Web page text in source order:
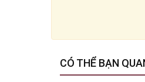
CÓ THỂ BẠN